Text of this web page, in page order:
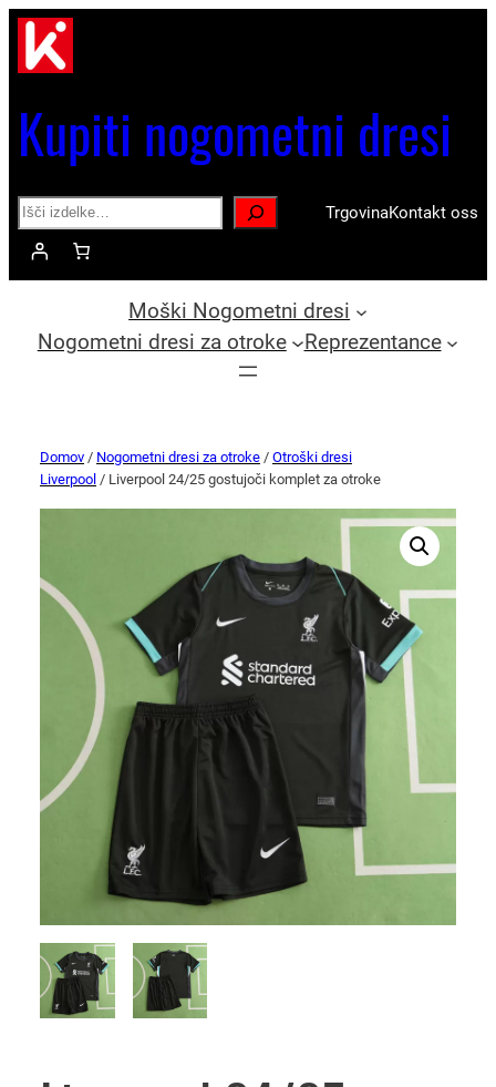
Kupiti nogometni dresi
Search TrgovinaKontakt oss
Moški Nogometni dresi
Nogometni dresi za otroke
Reprezentance
Domov / Nogometni dresi za otroke / Otroški dresi
Liverpool / Liverpool 24/25 gostujoči komplet za otroke